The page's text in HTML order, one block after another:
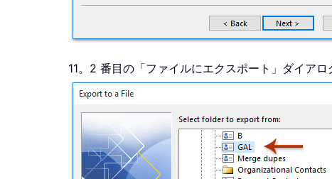
11。2 番目の「ファイルにエクスポート」ダイア